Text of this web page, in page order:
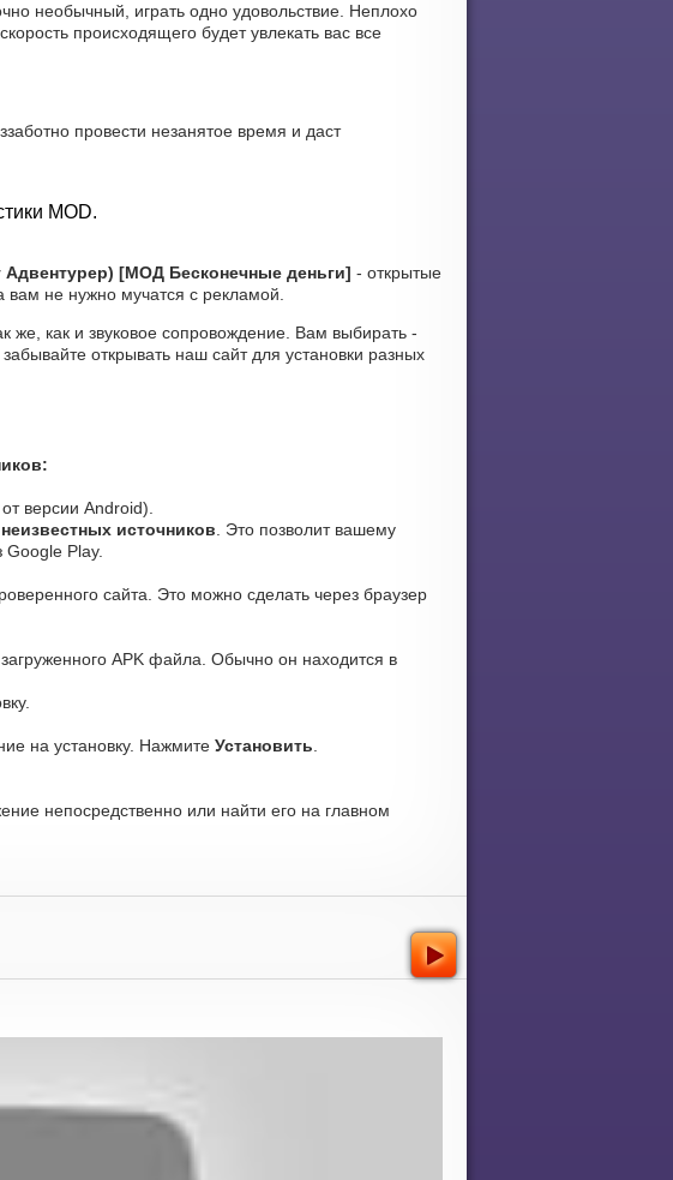
необычный, играть одно удовольствие. Неплохо
происходящего будет увлекать вас все
провести незанятое время и даст
MOD.
Адвентурер) [МОД Бесконечные деньги] - открытые
вам не нужно мучатся с рекламой.
же, как и звуковое сопровождение. Вам выбирать -
открывать наш сайт для установки разных
версии Android).
источников . Это позволит вашему
Google Play.
сайта. Это можно сделать через браузер
APK файла. Обычно он находится в
на установку. Нажмите Установить
непосредственно или найти его на главном